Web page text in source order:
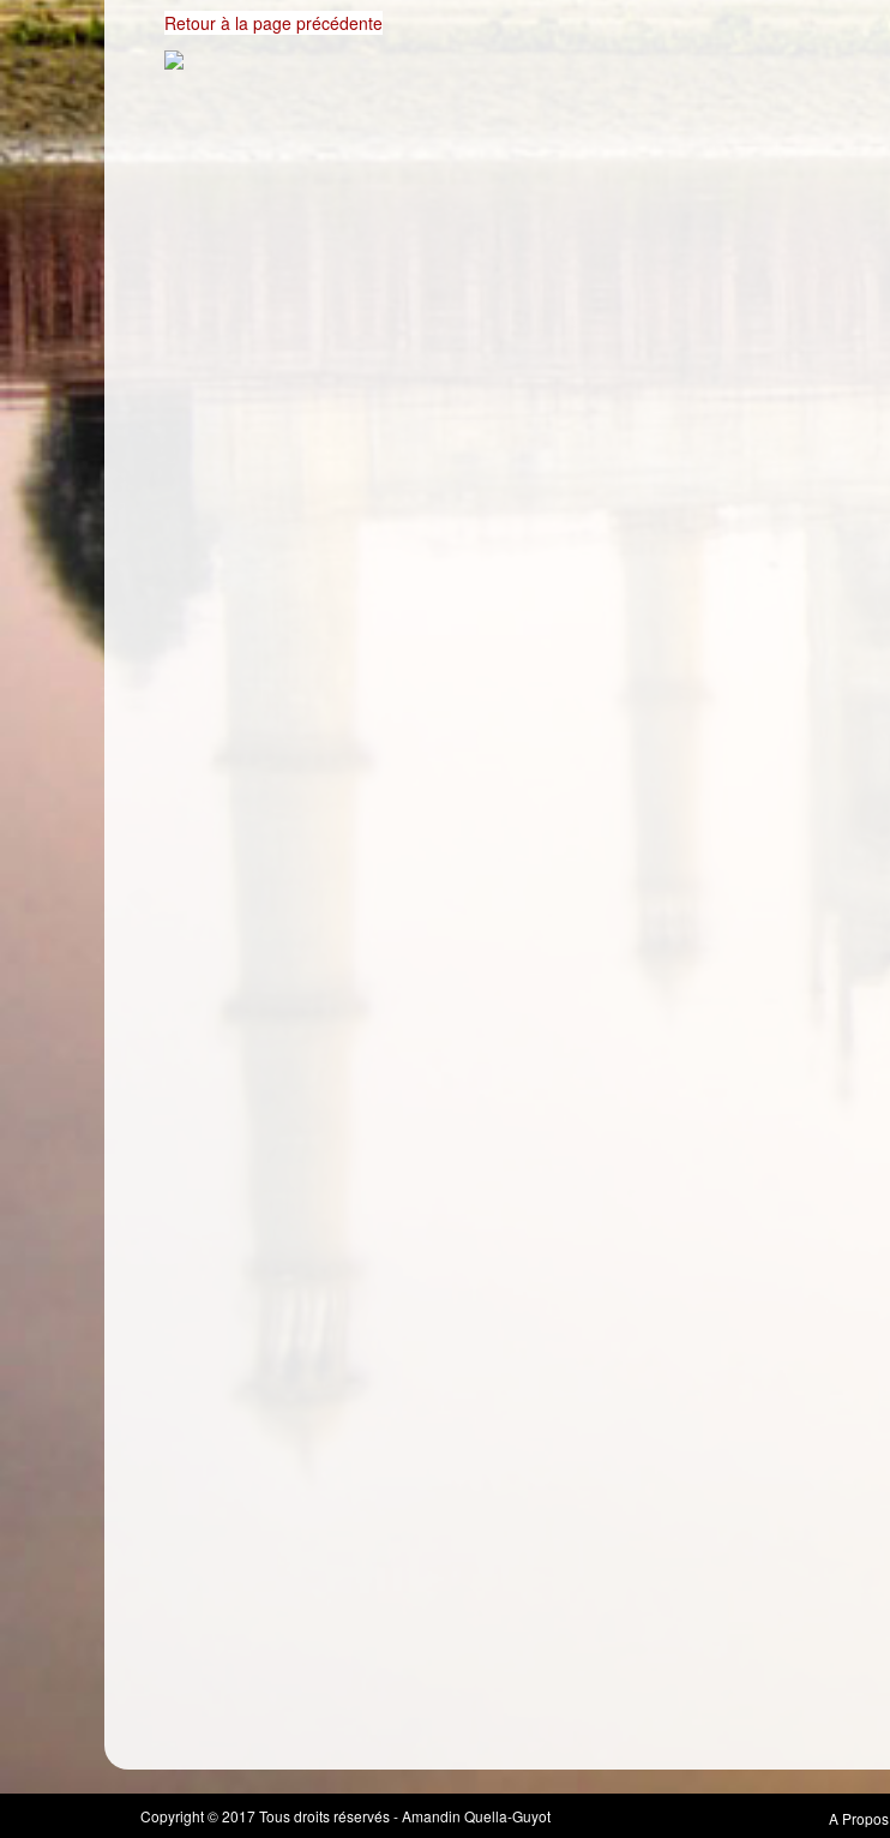
Retour à la page précédente
Copyright © 2017 Tous droits réservés - Amandin Quella-Guyot A Propos